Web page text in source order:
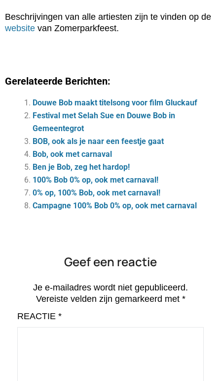
Beschrijvingen van alle artiesten zijn te vinden op de
website van Zomerparkfeest.
Gerelateerde Berichten:
Douwe Bob maakt titelsong voor film Gluckauf
Festival met Selah Sue en Douwe Bob in
Gemeentegrot
BOB, ook als je naar een feestje gaat
Bob, ook met carnaval
Ben je Bob, zeg het hardop!
100% Bob 0% op, ook met carnaval!
0% op, 100% Bob, ook met carnaval!
Campagne 100% Bob 0% op, ook met car­na­val
Geef een reactie
Je e-mailadres wordt niet gepubliceerd.
Vereiste velden zijn gemarkeerd met *
REACTIE *